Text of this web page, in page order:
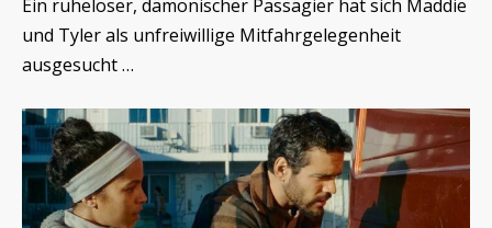
Ein ruheloser, dämonischer Passagier hat sich Maddie
und Tyler als unfreiwillige Mitfahrgelegenheit
ausgesucht …